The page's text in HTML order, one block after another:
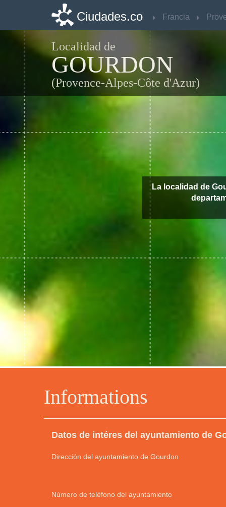
Ciudades.co Francia
Localidad de
GOURDON
(Provence-Alpes-Côte d'Azur)
Informations
Datos de intéres del ayuntamiento de
Dirección del ayuntamiento de Gourdon
Número de teléfono del ayuntamiento
La localidad de
Ciudades.co Francia